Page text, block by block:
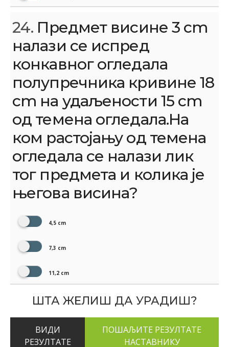
24. Предмет висине 3 cm
налази се испред
конкавног огледала
полупречника кривине 18
cm на удаљености 15 cm
од темена огледала.На
ком растојању од темена
огледала се налази лик
тог предмета и колика је
његова висина?
4,5 cm
7,3 cm
11,2 cm
ШТА ЖЕЛИШ ДА УРАДИШ?
ВИДИ
РЕЗУЛТАТЕ